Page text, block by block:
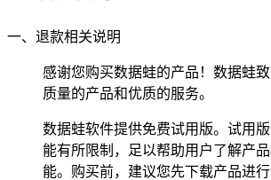
一、退款相关说明
感谢您购买数据蛙的产品！数据蛙
质量的产品和优质的服务。
数据蛙软件提供免费试用版。试用
能有所限制，足以帮助用户了解产
能。购买前，建议您先下载产品进